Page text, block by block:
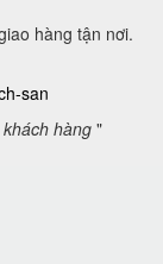
hàng tận nơi.
san
hàng "